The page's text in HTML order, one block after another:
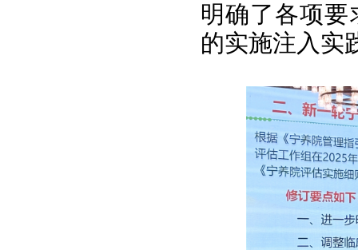
明确了各项
的实施注入实